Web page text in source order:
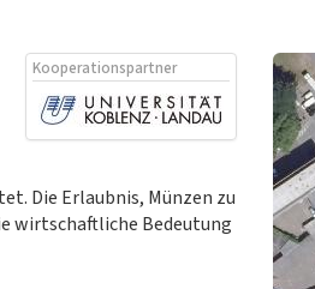
Kooperationspartner
Die Erlaubnis, Münzen zu
wirtschaftliche Bedeutung